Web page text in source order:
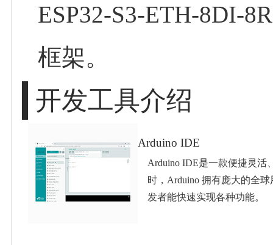
ESP32-S3-ETH-8DI-
框架。
开发工具介绍
Arduino IDE
Arduino IDE是一款便捷灵活
时，Arduino 拥有庞大的全
发者能快速实现各种功能。